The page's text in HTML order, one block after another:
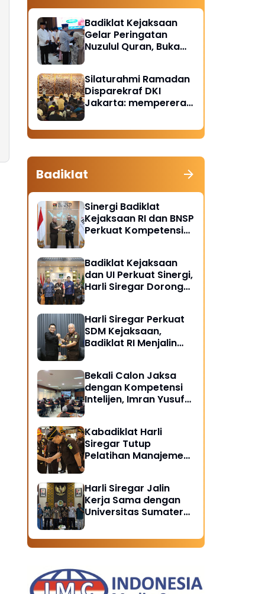
Badiklat Kejaksaan
Gelar Peringatan
Nuzulul Quran, Buka
Piatu
Silaturahmi Ramadan
Disparekraf DKI
Jakarta: mempererat
soliditas
Badiklat
Sinergi Badiklat
Kejaksaan RI dan BNSP
Perkuat Kompetensi
Badiklat Kejaksaan
dan UI Perkuat Sinergi,
Harli Siregar Dorong
Harli Siregar Perkuat
SDM Kejaksaan,
Badiklat RI Menjalin
Bekali Calon Jaksa
dengan Kompetensi
Intelijen, Imran Yusuf
Penegakan Hukum
Kabadiklat Harli
Siregar Tutup
Pelatihan Manajemen
Jadi Agen Perubahan
di Seluruh Satker
Kejaksaan
Harli Siregar Jalin
Kerja Sama dengan
Universitas Sumatera
Brawijaya, dan
Universitas
Peluang Pegawai
Kejaksaan RI Tempuh